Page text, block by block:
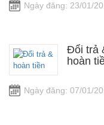
Ngày đăng: 23/01/
Đổi trả
hoàn
Ngày đăng: 07/01/